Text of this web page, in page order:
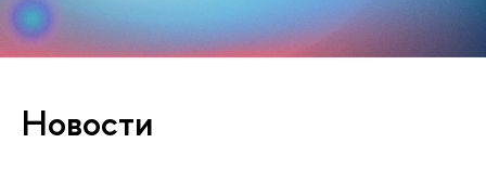
Новости